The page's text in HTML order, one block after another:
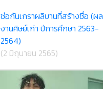
ช่อกันเกราผลิบานที่สร้างชื่อ (ผล
งานศิษย์เก่า ปีการศึกษา 2563-
2564)
(2 มิถุนายน 2565)